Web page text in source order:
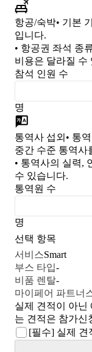
항공/숙박• 기본
입니다.
• 항공권 좌석 종
비용은 달라질 수
참석 인원 수
명
통역사 섭외 • 통
중간 수준 통역사
• 통역사의 실력,
수 있습니다.
통역원 수
명
선택 항목
서비스Smart
부스 타입-
비품 렌탈-
마이페어 파트너
실제 견적이 아닌
는 견적은 참가신
[필수] 실제 견